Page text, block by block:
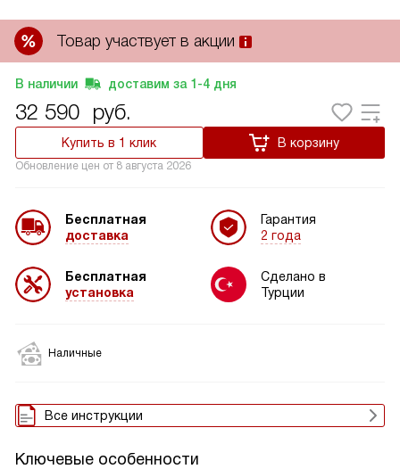
Товар участвует в акции
В наличии доставим за 1-4 дня
32 590 руб.
Купить в 1 клик В корзину
Обновление цен от 8 августа 2026
Бесплатная
доставка
Бесплатная
установка
Гарантия
2 года
Сделано в
Турции
Наличные
Все инструкции
Ключевые особенности